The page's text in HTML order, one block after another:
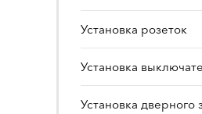
Установка розеток
Установка
Установка дверного